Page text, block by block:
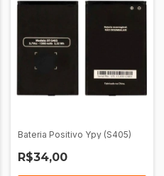
Bateria Positivo Ypy (S405)
R$34,00